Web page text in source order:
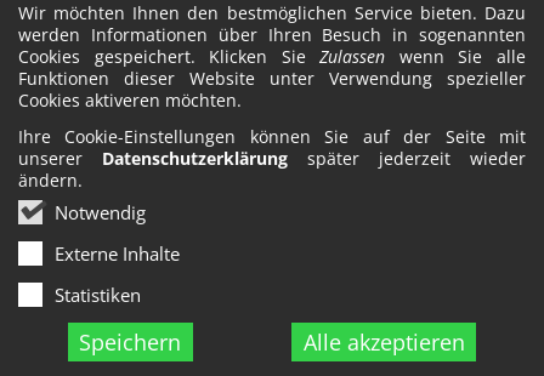
Wir möchten Ihnen den bestmöglichen Service bieten. Dazu
werden Informationen über Ihren Besuch in sogenannten
Cookies gespeichert. Klicken SieZulassen wenn Sie alle
Funktionen dieser Website unter Verwendung spezieller
Cookies aktiveren möchten.
Ihre Cookie-Einstellungen können Sie auf der Seite mit
unserer Datenschutzerklärung später jederzeit wieder
ändern.
Notwendig
Externe Inhalte
Statistiken
Speichern Alle akzeptieren